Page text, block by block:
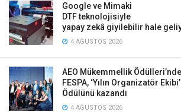
Google ve Mimaki
DTF teknolojisiyle
yapay zekâ giyilebilir hale
4 AĞUSTOS 2026
AEO Mükemmellik Ödülleri’nde
FESPA, ‘Yılın Organizatör Ekibi’
Ödülünü kazandı
4 AĞUSTOS 2026